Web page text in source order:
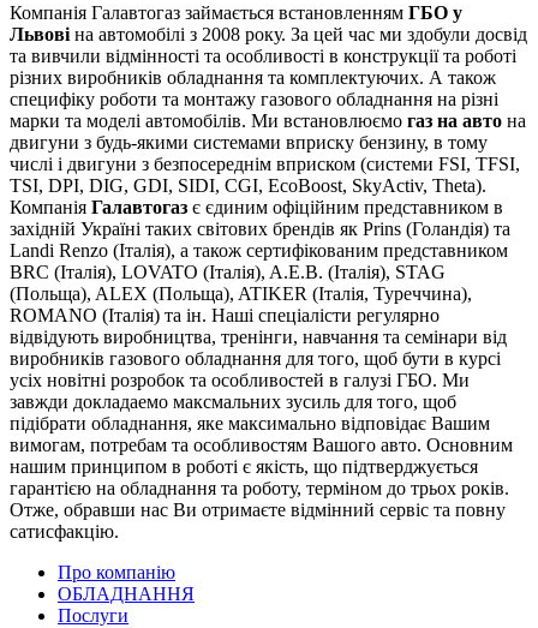
Компанія Галавтогаз займається встановленням ГБО у
Львові на автомобілі з 2008 року. За цей час ми здобули досвід
та вивчили відмінності та особливості в конструкції та роботі
різних виробників обладнання та комплектуючих. А також
специфіку роботи та монтажу газового обладнання на різні
марки та моделі автомобілів. Ми встановлюємо газ на авто на
двигуни з будь-якими системами вприску бензину, в тому
числі і двигуни з безпосереднім вприском (системи FSI, TFSI,
TSI, DPI, DIG, GDI, SIDI, CGI, EcoBoost, SkyActiv, Theta).
Компанія Галавтогаз є єдиним офіційним представником в
західній Україні таких світових брендів як Prins (Голандія) та
Landi Renzo (Італія), а також сертифікованим представником
BRC (Італія), LOVATO (Італія), A.E.B. (Італія), STAG
(Польща), ALEX (Польща), ATIKER (Італія, Туреччина),
ROMANO (Італія) та ін. Наші спеціалісти регулярно
відвідують виробництва, тренінги, навчання та семінари від
виробників газового обладнання для того, щоб бути в курсі
усіх новітні розробок та особливостей в галузі ГБО. Ми
завжди докладаемо максмальних зусиль для того, щоб
підібрати обладнання, яке максимально відповідає Вашим
вимогам, потребам та особливостям Вашого авто. Основним
нашим принципом в роботі є якість, що підтверджується
гарантією на обладнання та роботу, терміном до трьох років.
Отже, обравши нас Ви отримаєте відмінний сервіс та повну
сатисфакцію.
Про компанію
ОБЛАДНАННЯ
Послуги